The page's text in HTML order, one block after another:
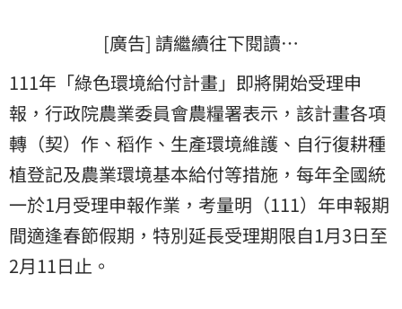
[廣告] 請繼續往下閱讀…
111年「綠色環境給付計畫」即將開始受理申
報，行政院農業委員會農糧署表示，該計畫各項
轉（契）作、稻作、生產環境維護、自行復耕種
植登記及農業環境基本給付等措施，每年全國統
一於1月受理申報作業，考量明（111）年申報期
間適逢春節假期，特別延長受理期限自1月3日至
2月11日止。